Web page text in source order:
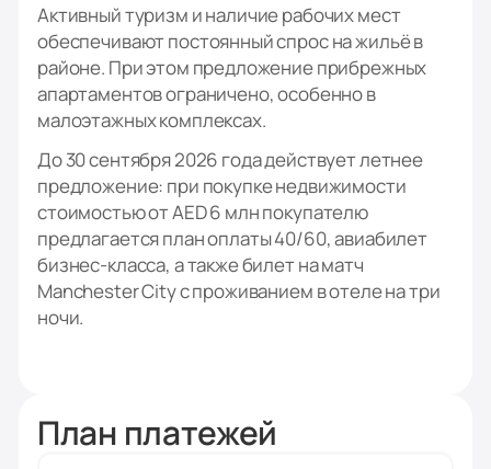
Активный туризм и наличие рабочих мест
обеспечивают постоянный спрос на жильё в
районе. При этом предложение прибрежных
апартаментов ограничено, особенно в
малоэтажных комплексах.
До 30 сентября 2026 года действует летнее
предложение: при покупке недвижимости
стоимостью от AED 6 млн покупателю
предлагается план оплаты 40/60, авиабилет
бизнес-класса, а также билет на матч
Manchester City с проживанием в отеле на три
ночи.
План платежей